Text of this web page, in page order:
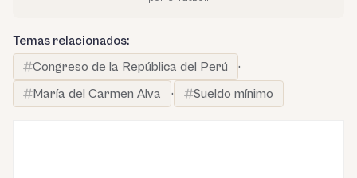
Temas relacionados:
Congreso de la República del Perú
·
María del Carmen Alva
· Sueldo mínimo